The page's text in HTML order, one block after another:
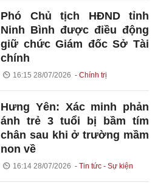
Phó Chủ tịch HĐND tỉnh
Ninh Bình được điều động
giữ chức Giám đốc Sở Tài
chính
16:15 28/07/2026 Chính trị
Hưng Yên: Xác minh phản
ánh trẻ 3 tuổi bị bầm tím
chân sau khi ở trường mầm
non về
16:14 28/07/2026 Tin tức - Sự kiện